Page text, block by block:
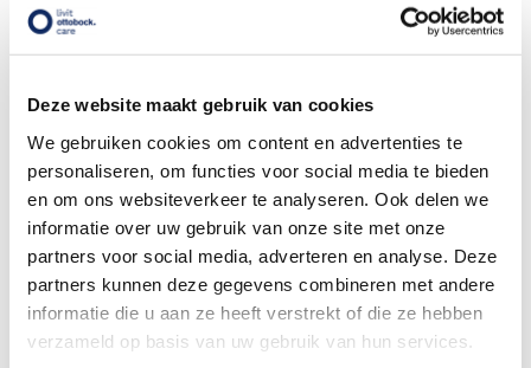
Deze website maakt gebruik van cookies
We gebruiken cookies om content en advertenties te
personaliseren, om functies voor social media te bieden
en om ons websiteverkeer te analyseren. Ook delen we
informatie over uw gebruik van onze site met onze
partners voor social media, adverteren en analyse. Deze
partners kunnen deze gegevens combineren met andere
informatie die u aan ze heeft verstrekt of die ze hebben
verzameld op basis van uw gebruik van hun services.
Heb ik vooraf toestemming nodig van mijn
zorgverzekeraar?
Heb ik een verwijsbrief nodig?
Wie mogen een verwijsbrief schrijven voor steunkousen?
Heb ik een verwijsbrief nodig bij een andere soort kousen?
Heb ik recht op een extra paar kousen om dagelijks te
wisselen?
Wanneer mag ik van mijn zorgverzekeraar nieuwe kousen